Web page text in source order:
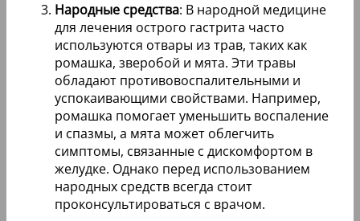
Народные средства: В народной медицине
для лечения острого гастрита часто
используются отвары из трав, таких как
ромашка, зверобой и мята. Эти травы
обладают противовоспалительными и
успокаивающими свойствами. Например,
ромашка помогает уменьшить воспаление
и спазмы, а мята может облегчить
симптомы, связанные с дискомфортом в
желудке. Однако перед использованием
народных средств всегда стоит
проконсультироваться с врачом.